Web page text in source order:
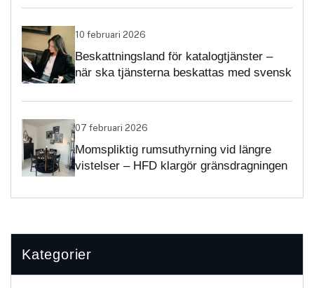
10 februari 2026
Beskattningsland för katalogtjänster –
när ska tjänsterna beskattas med svensk
07 februari 2026
Momspliktig rumsuthyrning vid längre
vistelser – HFD klargör gränsdragningen
Kategorier